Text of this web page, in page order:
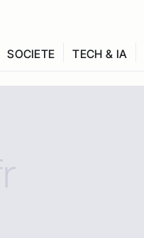
SOCIETE TECH & IA